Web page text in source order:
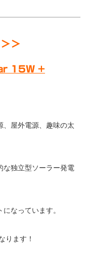
＞
15W +
、屋外電源、趣味の太
な独立型ソーラー発電
なっています。
ります！